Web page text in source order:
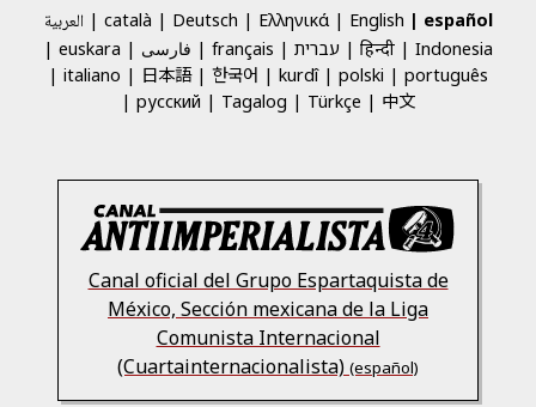
العربية català Deutsch Ελληνικά English
español
euskara
فارسی français עברית हिन्दी
Indonesia
italiano
日本語 한국어 kurdî polski
português
русский
Tagalog Türkçe 中文
Canal oficial del Grupo Espartaquista de
México, Sección mexicana de la Liga
Comunista Internacional
(Cuartainternacionalista) (español)